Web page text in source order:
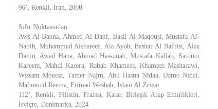
96’, Renkli, İran, 2008
Sıfır Noktasından
Aws Al-Banna, Ahmed Al-Danf, Basil Al-Maqousi, Mustafa Al-
Nabih, Muhammad Alshareef, Ala Ayob, Bashar Al Balbisi, Alaa
Damo, Awad Hana, Ahmad Hassunah, Mustafa Kallab, Satoum
Kareem, Mahdi Karera, Rabab Khamees, Khamees Masharawi,
Wissam Moussa, Tamer Najm, Abu Hasna Nidaa, Damo Nidal,
Mahmoud Reema, Etimad Weshah, Islam Al Zrieai
112’, Renkli, Filistin, Fransa, Katar, Birleşik Arap Emirlikleri,
İsviçre, Danimarka, 2024